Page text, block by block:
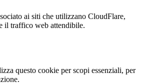
ai siti che utilizzano CloudFlare,
il traffico web attendibile.
questo cookie per scopi essenziali, per